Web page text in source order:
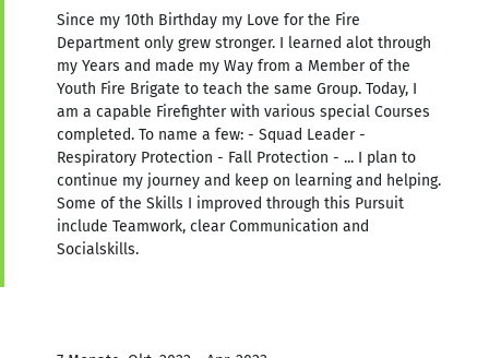
Since my 10th Birthday my Love for the Fire
Department only grew stronger. I learned alot through
my Years and made my Way from a Member of the
Youth Fire Brigate to teach the same Group. Today, I
am a capable Firefighter with various special Courses
completed. To name a few: - Squad Leader -
Respiratory Protection - Fall Protection - ... I plan to
continue my journey and keep on learning and helping.
Some of the Skills I improved through this Pursuit
include Teamwork, clear Communication and
Socialskills.